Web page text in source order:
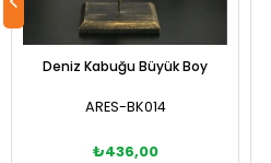
Deniz Kabuğu Büyük Boy
ARES-BK014
₺436,00